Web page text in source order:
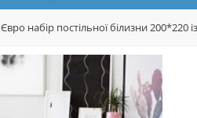
Євро набір постільної білизни